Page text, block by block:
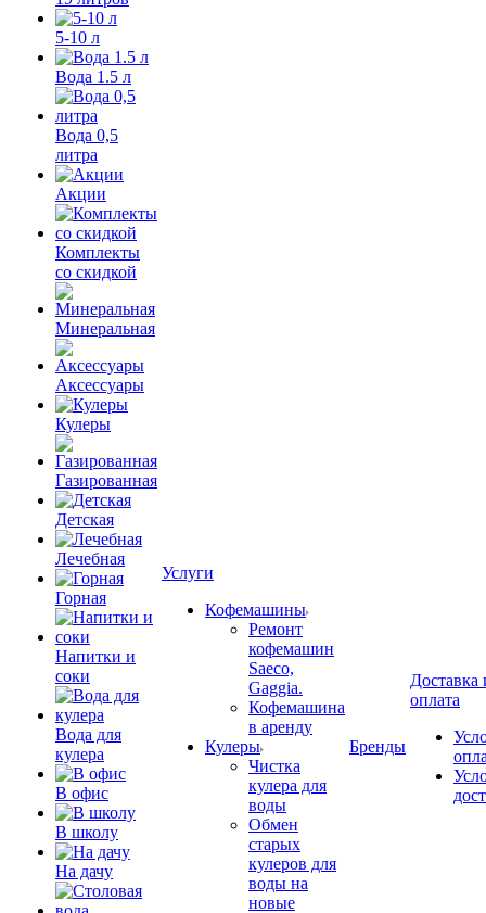
5-10 л
Вода 1.5 л
Вода 0,5
литра
Акции
Комплекты
со скидкой
Минеральная
Аксессуары
Кулеры
Газированная
Детская
Лечебная
Горная
Напитки и
соки
Вода для
кулера
В офис
В школу
На дачу
Услуги
Кофемашины
Ремонт
кофемашин
Saeco,
Gaggia.
Кофемашина
в аренду
Кулеры
Чистка
кулера для
воды
Обмен
старых
кулеров для
воды на
новые
Бренды
Доставка
оплата